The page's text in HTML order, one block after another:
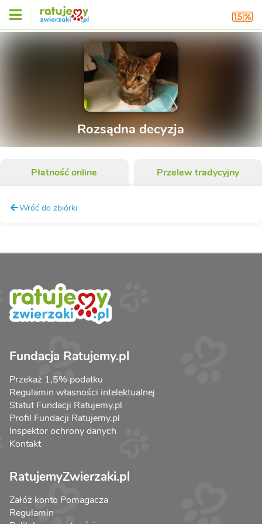
Rozsądna decyzja
Płatność online Przelew tradycyjny
Wróć do zbiórki
Fundacja Ratujemy.pl
Przekaż 1,5% podatku
Regulamin własności intelektualnej
Statut Fundacji Ratujemy.pl
Profil Fundacji Ratujemy.pl
Inspektor ochrony danych
Kontakt
RatujemyZwierzaki.pl
Załóż konto Pomagacza
Regulamin